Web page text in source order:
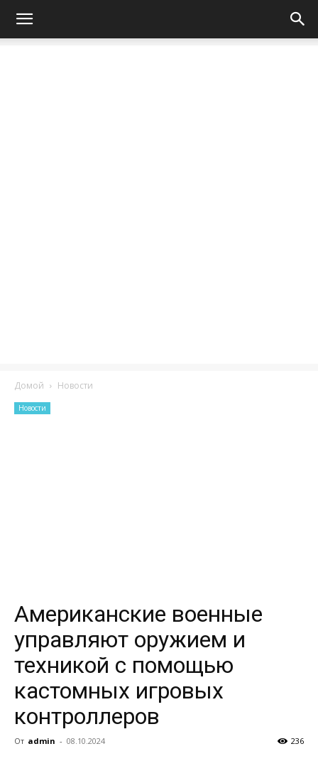
Домой Новости
Новости
Американские военные
управляют оружием и
техникой с помощью
кастомных игровых
контроллеров
От admin - 08.10.2024 236